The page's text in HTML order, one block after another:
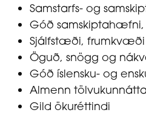
Samstarfs- og
Góð
Sjálfstæði,
Öguð, snögg og
Góð íslensku- og
Almenn
Gild ökuréttindi